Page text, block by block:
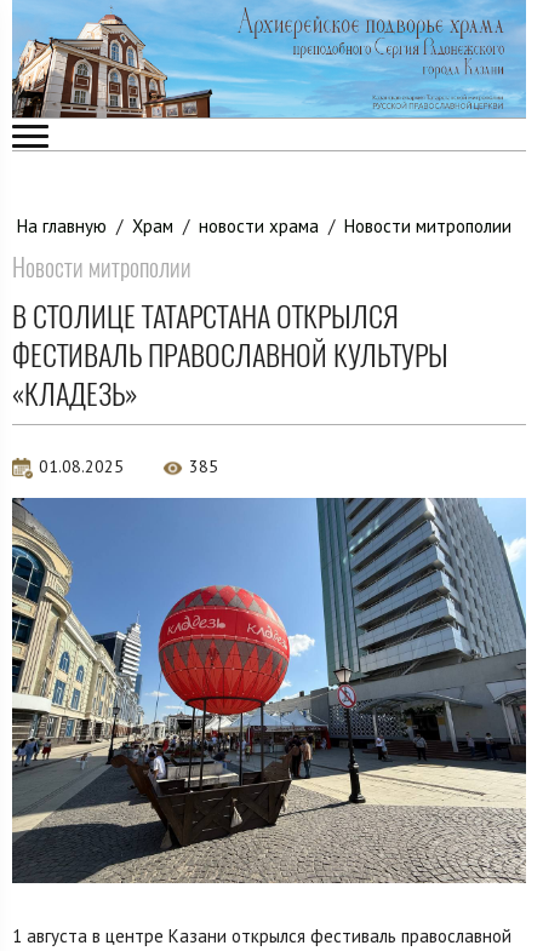
На главную / Храм / новости храма / Новости митрополии
Новости митрополии
В СТОЛИЦЕ ТАТАРСТАНА ОТКРЫЛСЯ
ФЕСТИВАЛЬ ПРАВОСЛАВНОЙ КУЛЬТУРЫ
«КЛАДЕЗЬ»
01.08.2025 385
1 августа в центре Казани открылся фестиваль православной